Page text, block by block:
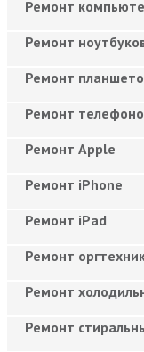
Ремонт
Ремонт
Ремонт
Ремонт
Ремонт Apple
Ремонт iPhone
Ремонт iPad
Ремонт
Ремонт
Ремонт